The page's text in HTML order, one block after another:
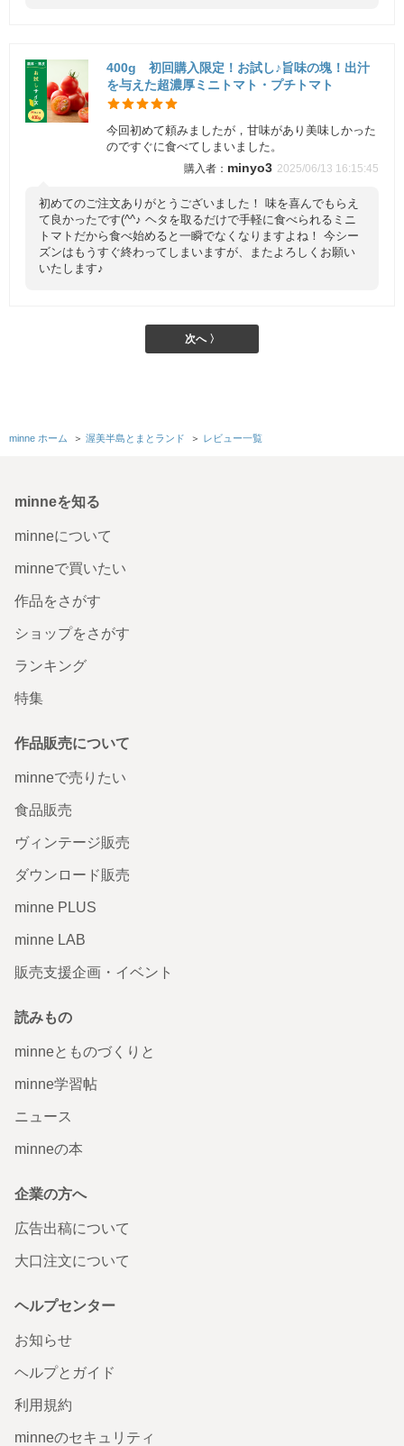
400g 初回購入限定！お試し♪旨味の塊！出汁
を与えた超濃厚ミニトマト・プチトマト
今回初めて頼みましたが，甘味があり美味しかった
のですぐに食べてしまいました。
minyo3 2025/06/13 16:15:45
初めてのご注文ありがとうございました！ 味を喜んでもらえ
て良かったです(^^♪ ヘタを取るだけで手軽に食べられるミニ
トマトだから食べ始めると一瞬でなくなりますよね！ 今シー
ズンはもうすぐ終わってしまいますが、またよろしくお願い
いたします♪
次へ 〉
minne ホーム ＞ 渥美半島とまとランド ＞ レビュー一覧
minneを知る
minneについて
minneで買いたい
作品をさがす
ショップをさがす
ランキング
特集
作品販売について
minneで売りたい
食品販売
ヴィンテージ販売
ダウンロード販売
minne PLUS
minne LAB
販売支援企画・イベント
読みもの
minneとものづくりと
minne学習帖
ニュース
minneの本
企業の方へ
広告出稿について
大口注文について
ヘルプセンター
お知らせ
ヘルプとガイド
利用規約
minneのセキュリティ